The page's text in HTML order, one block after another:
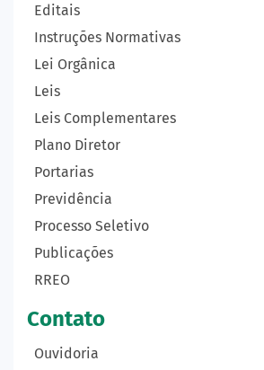
Editais
Instruções Normativas
Lei Orgânica
Leis
Leis Complementares
Plano Diretor
Portarias
Previdência
Processo Seletivo
Publicações
RREO
Contato
Ouvidoria